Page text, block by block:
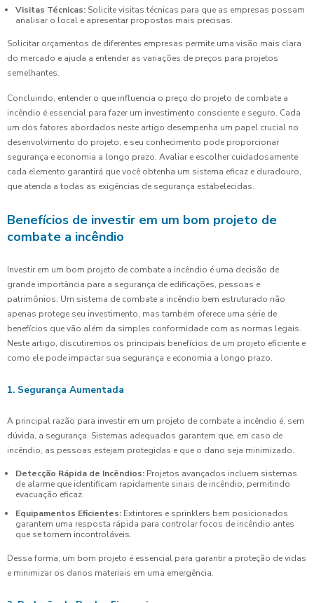
Visitas Técnicas: Solicite visitas técnicas para que as empresas possam
analisar o local e apresentar propostas mais precisas.
Solicitar orçamentos de diferentes empresas permite uma visão mais clara
do mercado e ajuda a entender as variações de preços para projetos
semelhantes.
Concluindo, entender o que influencia o preço do projeto de combate a
incêndio é essencial para fazer um investimento consciente e seguro. Cada
um dos fatores abordados neste artigo desempenha um papel crucial no
desenvolvimento do projeto, e seu conhecimento pode proporcionar
segurança e economia a longo prazo. Avaliar e escolher cuidadosamente
cada elemento garantirá que você obtenha um sistema eficaz e duradouro,
que atenda a todas as exigências de segurança estabelecidas.
Benefícios de investir em um bom projeto de
combate a incêndio
Investir em um bom projeto de combate a incêndio é uma decisão de
grande importância para a segurança de edificações, pessoas e
patrimônios. Um sistema de combate a incêndio bem estruturado não
apenas protege seu investimento, mas também oferece uma série de
benefícios que vão além da simples conformidade com as normas legais.
Neste artigo, discutiremos os principais benefícios de um projeto eficiente e
como ele pode impactar sua segurança e economia a longo prazo.
1. Segurança Aumentada
A principal razão para investir em um projeto de combate a incêndio é, sem
dúvida, a segurança. Sistemas adequados garantem que, em caso de
incêndio, as pessoas estejam protegidas e que o dano seja minimizado.
Detecção Rápida de Incêndios: Projetos avançados incluem sistemas
de alarme que identificam rapidamente sinais de incêndio, permitindo
evacuação eficaz.
Equipamentos Eficientes: Extintores e sprinklers bem posicionados
garantem uma resposta rápida para controlar focos de incêndio antes
que se tornem incontroláveis.
Dessa forma, um bom projeto é essencial para garantir a proteção de vidas
e minimizar os danos materiais em uma emergência.